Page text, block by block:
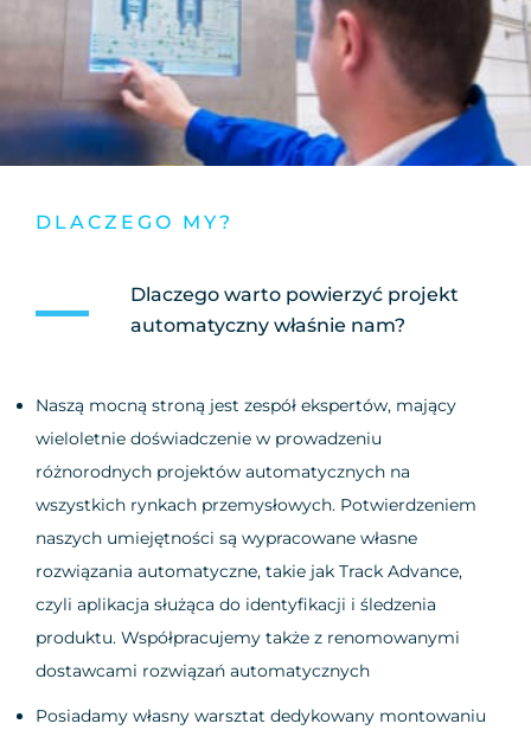
DLACZEGO MY?
Dlaczego warto powierzyć projekt
automatyczny właśnie nam?
Naszą mocną stroną jest zespół ekspertów, mający
wieloletnie doświadczenie w prowadzeniu
różnorodnych projektów automatycznych na
wszystkich rynkach przemysłowych. Potwierdzeniem
naszych umiejętności są wypracowane własne
rozwiązania automatyczne, takie jak Track Advance,
czyli aplikacja służąca do identyfikacji i śledzenia
produktu. Współpracujemy także z renomowanymi
dostawcami rozwiązań automatycznych
Posiadamy własny warsztat dedykowany montowaniu